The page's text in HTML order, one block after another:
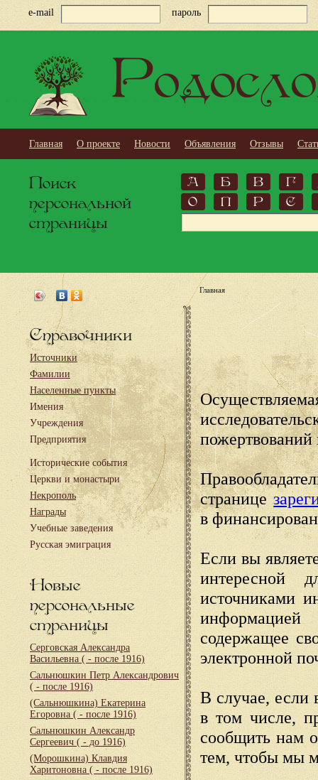
e-mail пароль
Главная О проекте Новости Объявления Отзывы
Поиск
персональной
страницы
А Б В
Г
О
П Р С
Справочники
Источники
Фамилии
Населенные пункты
Имения
Учреждения
Предприятия
Исторические события
Церкви и монастыри
Некрополь
Награды
Учебные заведения
Русская эмиграция
Новые
персональные
страницы
Серговская Александра
Васильевна ( - после 1916)
Сальнюшкин Петр Александрович
( - после 1916)
(Сальнюшкина) Екатерина
Егоровна ( - после 1916)
Сальнюшкин Александр
Сергеевич ( - до 1916)
(Морошкина) Клавдия
Харитоновна ( - после 1916)
Главная
пожертвований
странице
в
Если вы
интересной
источниками
содержащее
электронной
В случае, если
в том числе,
сообщить нам
тем, чтобы мы